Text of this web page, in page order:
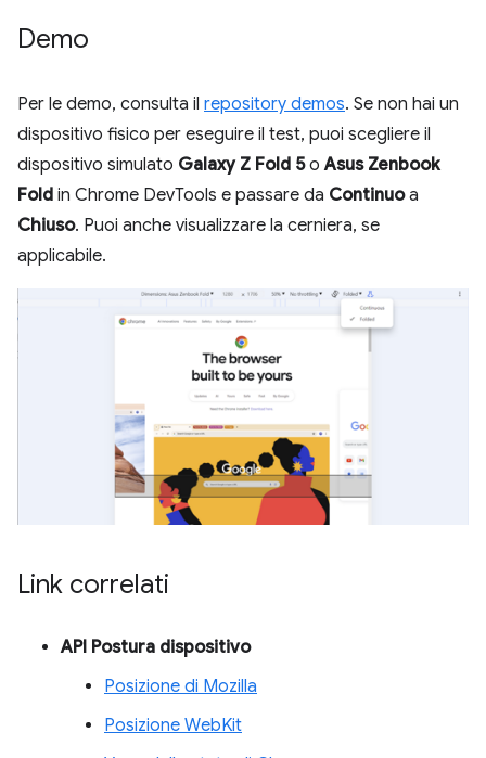
Demo
Per le demo, consulta il repository demos. Se non hai un
dispositivo fisico per eseguire il test, puoi scegliere il
dispositivo simulato Galaxy Z Fold 5oAsus Zenbook
Fold in Chrome DevTools e passare da Continuoa
Chiuso. Puoi anche visualizzare la cerniera, se
applicabile.
Link correlati
API Postura dispositivo
Posizione di Mozilla
Posizione WebKit